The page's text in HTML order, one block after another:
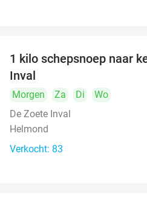
1 kilo schepsnoep naar
Inval
Morgen Za Di
Wo
De Zoete Inval
Helmond
Verkocht: 83